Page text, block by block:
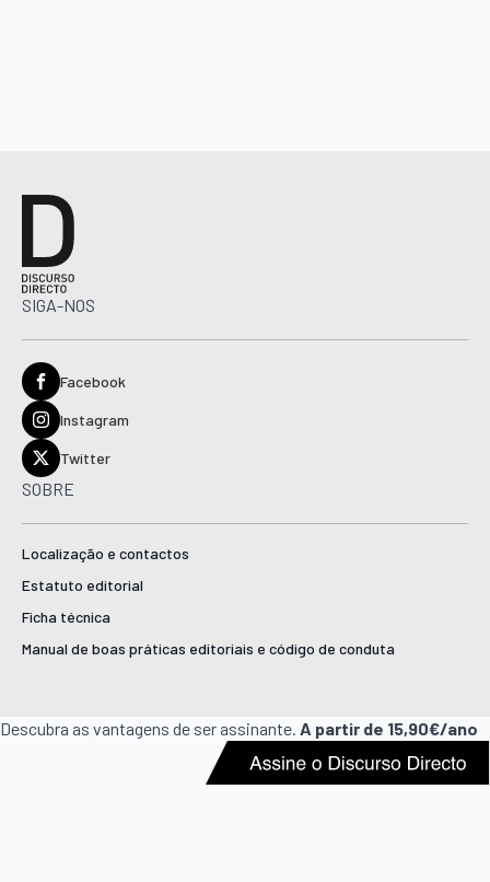
SIGA-NOS
Facebook
Instagram
Twitter
SOBRE
Localização e contactos
Estatuto editorial
Ficha técnica
Manual de boas práticas editoriais e código de conduta
Descubra as vantagens de ser assinante. A partir de 15,90€/ano